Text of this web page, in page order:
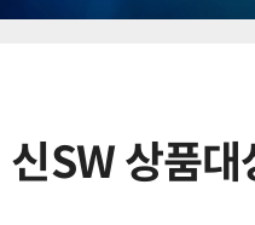
SW 상품